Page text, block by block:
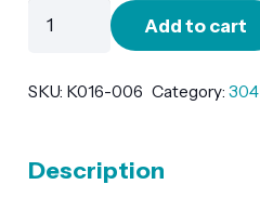
006
Add to cart
SKU: K016-006 Category: 304
Description